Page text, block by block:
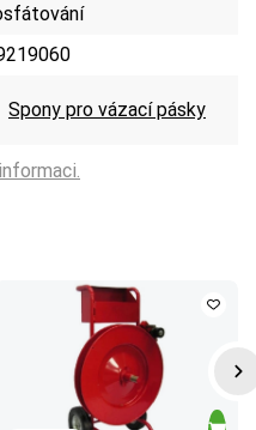
Spony pro vázací pásky